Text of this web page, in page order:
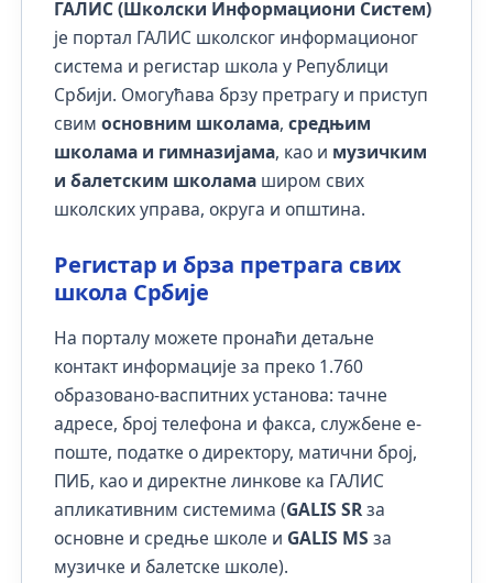
ГАЛИС (Школски Информациони Систем)
је портал ГАЛИС школског информационог
система и регистар школа у Републици
Србији. Омогућава брзу претрагу и приступ
свим основним школама, средњим
школама и гимназијама, као и музичким
и балетским школамаширом свих
школских управа, округа и општина.
Регистар и брза претрага свих
школа Србије
На порталу можете пронаћи детаљне
контакт информације за преко 1.760
образовано-васпитних установа: тачне
адресе, број телефона и факса, службене е-
поште, податке о директору, матични број,
ПИБ, као и директне линкове ка ГАЛИС
апликативним системима (GALIS SRза
основне и средње школе и GALIS MS за
музичке и балетске школе).